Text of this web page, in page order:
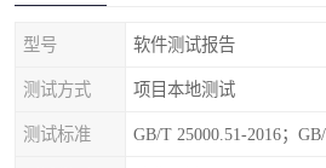
型号 软件测试报告
测试方式 项目本地测试
测试标准 GB/T 25000.51-2016；